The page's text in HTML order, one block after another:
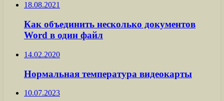
18.08.2021
Как объединить несколько документов
Word в один файл
14.02.2020
Нормальная температура видеокарты
10.07.2023